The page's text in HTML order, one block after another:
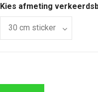
Kies afmeting